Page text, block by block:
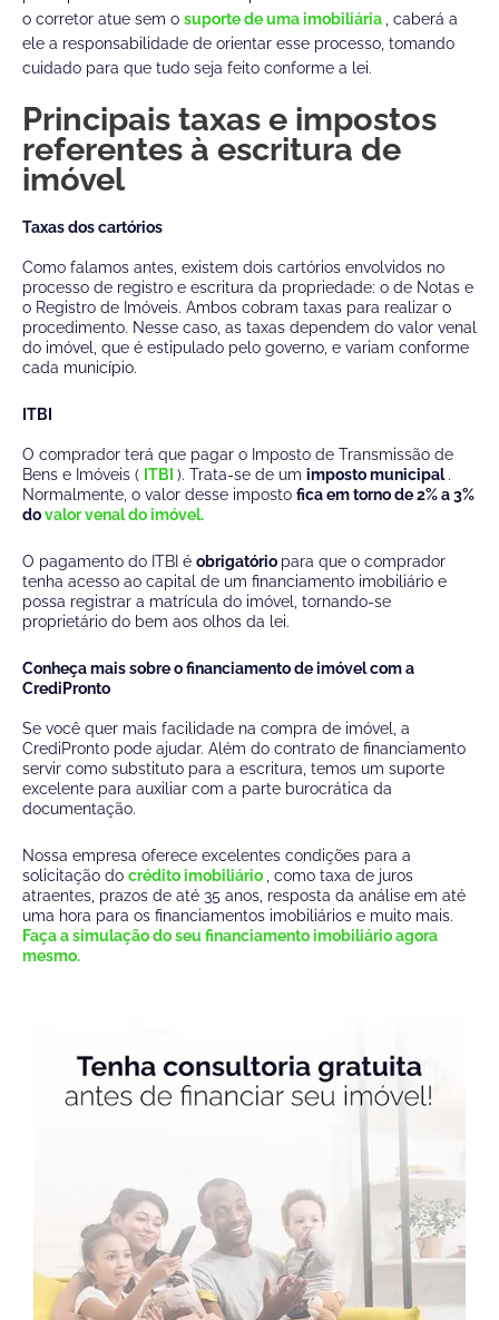
o corretor atue sem o suporte de uma imobiliária
, caberá a
ele a responsabilidade de orientar esse processo, tomando
cuidado para que tudo seja feito conforme a lei.
Principais taxas e impostos
referentes à escritura de
imóvel
Taxas dos cartórios
Como falamos antes, existem dois cartórios envolvidos no
processo de registro e escritura da propriedade: o de Notas e
o Registro de Imóveis. Ambos cobram taxas para realizar o
procedimento. Nesse caso, as taxas dependem do valor venal
do imóvel, que é estipulado pelo governo, e variam conforme
cada município.
ITBI
O comprador terá que pagar o Imposto de Transmissão de
Bens e Imóveis ( ITBI ). Trata-se de um imposto municipal.
Normalmente, o valor desse imposto fica em torno de 2% a 3%
dovalor venal do imóvel.
O pagamento do ITBI é obrigatório para que o comprador
tenha acesso ao capital de um financiamento imobiliário e
possa registrar a matrícula do imóvel, tornando-se
proprietário do bem aos olhos da lei.
Conheça mais sobre o financiamento de imóvel com a
CrediPronto
Se você quer mais facilidade na compra de imóvel, a
CrediPronto pode ajudar. Além do contrato de financiamento
servir como substituto para a escritura, temos um suporte
excelente para auxiliar com a parte burocrática da
documentação.
Nossa empresa oferece excelentes condições para a
solicitação do crédito imobiliário
, como taxa de juros
atraentes, prazos de até 35 anos, resposta da análise em até
uma hora para os financiamentos imobiliários e muito mais.
Faça a simulação do seu financiamento imobiliário agora
mesmo.